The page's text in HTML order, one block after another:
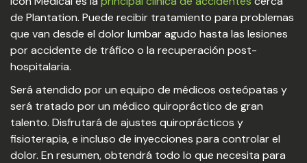
de Plantation. Puede recibir tratamiento para problemas
que van desde el dolor lumbar agudo hasta las lesiones
por accidente de tráfico o la recuperación post-
hospitalaria.
Será atendido por un equipo de médicos osteópatas y
será tratado por un médico quiropráctico de gran
talento. Disfrutará de ajustes quiroprácticos y
fisioterapia, e incluso de inyecciones para controlar el
dolor. En resumen, obtendrá todo lo que necesita para